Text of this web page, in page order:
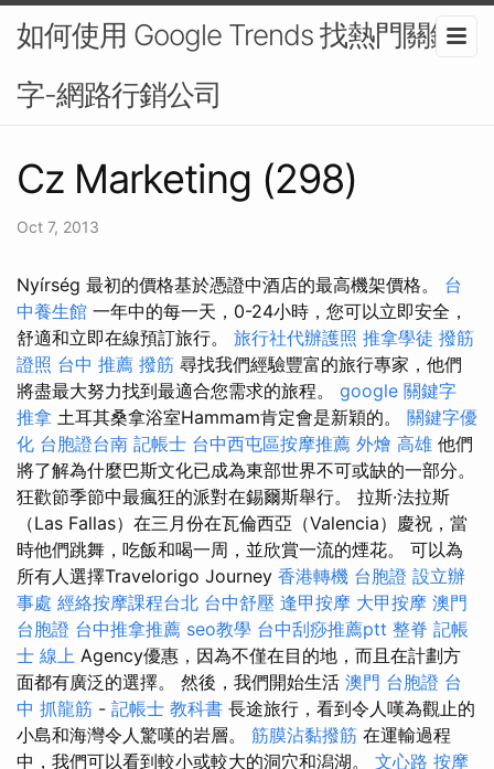
如何使用 Google Trends 找熱門關鍵
字-網路行銷公司
Cz Marketing (298)
Oct 7, 2013
Nyírség 最初的價格基於憑證中酒店的最高機架價格。 台
中養生館 一年中的每一天，0-24小時，您可以立即安全，
舒適和立即在線預訂旅行。 旅行社代辦護照 推拿學徒 撥筋
證照 台中 推薦 撥筋 尋找我們經驗豐富的旅行專家，他們
將盡最大努力找到最適合您需求的旅程。 google 關鍵字
推拿 土耳其桑拿浴室Hammam肯定會是新穎的。 關鍵字優
化 台胞證台南 記帳士 台中西屯區按摩推薦 外燴 高雄 他們
將了解為什麼巴斯文化已成為東部世界不可或缺的一部分。
狂歡節季節中最瘋狂的派對在錫爾斯舉行。 拉斯·法拉斯
（Las Fallas）在三月份在瓦倫西亞（Valencia）慶祝，當
時他們跳舞，吃飯和喝一周，並欣賞一流的煙花。 可以為
所有人選擇Travelorigo Journey 香港轉機 台胞證 設立辦
事處 經絡按摩課程台北 台中舒壓 逢甲按摩 大甲按摩 澳門
台胞證 台中推拿推薦 seo教學 台中刮痧推薦ptt 整脊 記帳
士 線上 Agency優惠，因為不僅在目的地，而且在計劃方
面都有廣泛的選擇。 然後，我們開始生活 澳門 台胞證 台
中 抓龍筋 - 記帳士 教科書 長途旅行，看到令人嘆為觀止的
小島和海灣令人驚嘆的岩層。 筋膜沾黏撥筋 在運輸過程
中，我們可以看到較小或較大的洞穴和潟湖。 文心路 按摩